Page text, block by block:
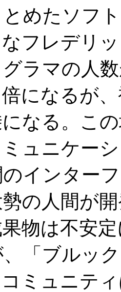
めたソフ
フレデリ
ラマの人
になるが
なる。こ
ュニケー
インター
の人間が
物は不安
「ブルッ
コミュニテ